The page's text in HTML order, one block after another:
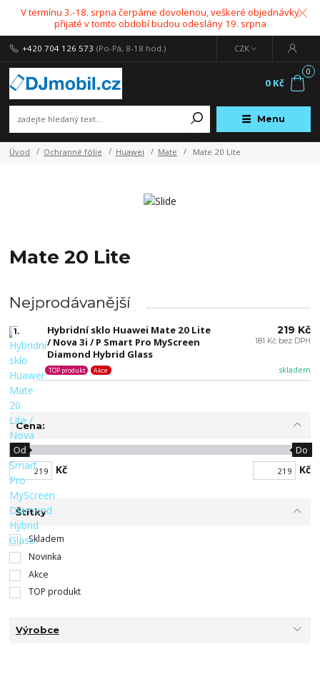
V termínu 3.-18. srpna čerpáme dovolenou, veškeré objednávky
přijaté v tomto období budou odeslány 19. srpna
Menu
CZK
+420 704 126 573 (Po-Pá, 8-18 hod.)
0
0 Kč
Úvod Ochranné fólie Huawei Mate Mate 20 Lite
Mate 20 Lite
Nejprodávanější
1.
Hybridní sklo Huawei Mate 20 Lite
/ Nova 3i / P Smart Pro MyScreen
Diamond Hybrid Glass
skladem
TOP produkt Akce
219 Kč
181 Kč bez DPH
Cena:
Kč
Od Do
Kč
Štítky
Skladem
Novinka
Akce
TOP produkt
Výrobce